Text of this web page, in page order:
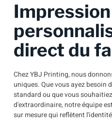
direct du
Chez YBJ Printing, nous
uniques. Que vous ayez besoin
standard ou que vous
d'extraordinaire, notre équipe
sur mesure qui reflètent